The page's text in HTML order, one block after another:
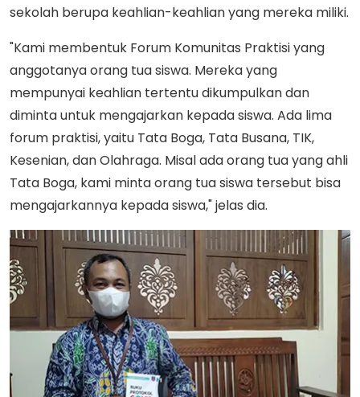
sekolah berupa keahlian-keahlian yang mereka miliki.
"Kami membentuk Forum Komunitas Praktisi yang
anggotanya orang tua siswa. Mereka yang
mempunyai keahlian tertentu dikumpulkan dan
diminta untuk mengajarkan kepada siswa. Ada lima
forum praktisi, yaitu Tata Boga, Tata Busana, TIK,
Kesenian, dan Olahraga. Misal ada orang tua yang ahli
Tata Boga, kami minta orang tua siswa tersebut bisa
mengajarkannya kepada siswa," jelas dia.